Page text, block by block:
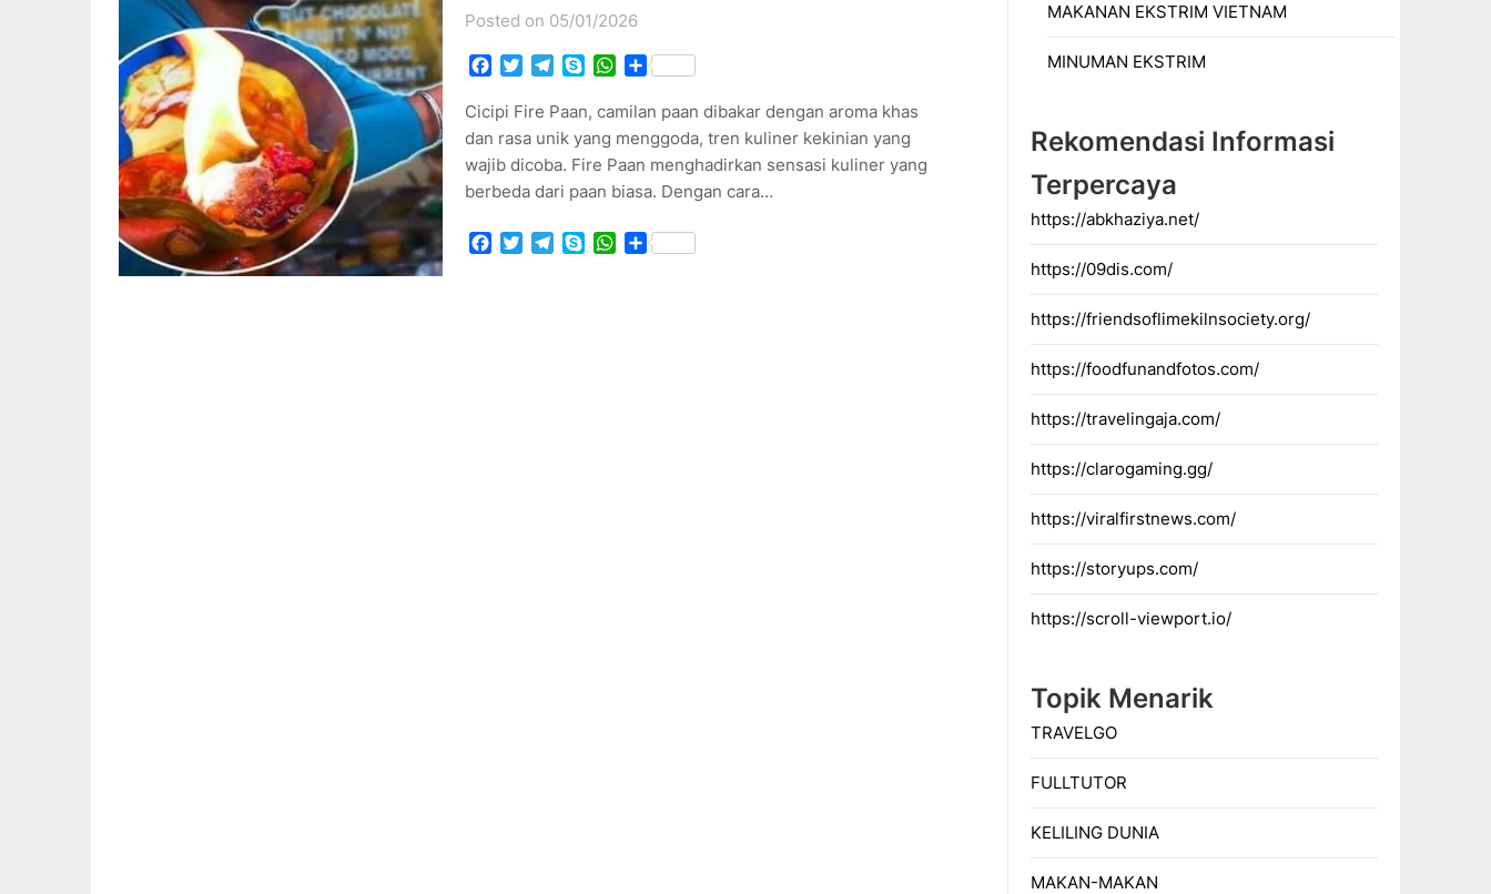
Posted on 05/01/2026
Facebook
TwitterTelegram
SkypeWhatsApp
Share
Cicipi Fire Paan, camilan paan dibakar dengan aroma khas
dan rasa unik yang menggoda, tren kuliner kekinian yang
wajib dicoba. Fire Paan menghadirkan sensasi kuliner yang
berbeda dari paan biasa. Dengan cara…
Facebook
TwitterTelegram
SkypeWhatsApp
Share
MAKANAN EKSTRIM VIETNAM
MINUMAN EKSTRIM
Rekomendasi Informasi
Terpercaya
https://abkhaziya.net/
https://09dis.com/
https://friendsoflimekilnsociety.org/
https://foodfunandfotos.com/
https://travelingaja.com/
https://clarogaming.gg/
https://viralfirstnews.com/
https://storyups.com/
https://scroll-viewport.io/
Topik Menarik
TRAVELGO
FULLTUTOR
KELILING DUNIA
MAKAN-MAKAN